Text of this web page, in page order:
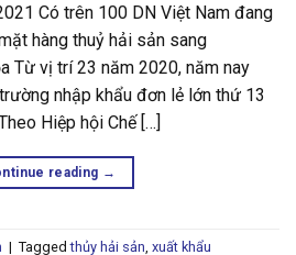
Có trên 100 DN Việt Nam đang
hàng thuỷ hải sản sang
Từ vị trí 23 năm 2020, năm nay
nhập khẩu đơn lẻ lớn thứ 13
Hiệp hội Chế […]
reading →
| Taggedthủy hải sản xuất khẩu